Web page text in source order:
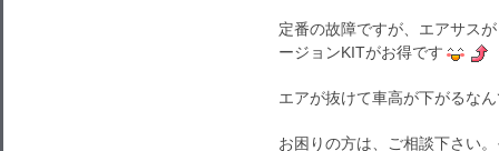
定番の故障ですが、エアサス
ージョンKITがお得です
エアが抜けて車高が下がるな
お困りの方は、ご相談下さい